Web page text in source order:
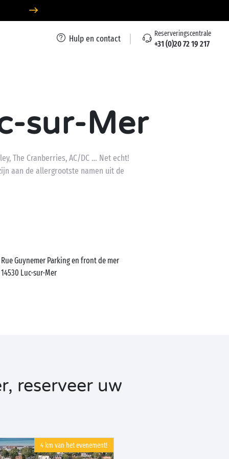
Hulp en contact Reserveringscentrale
+31 (0)20 72 19 217
sur-Mer
The Cranberries, AC/DC … Net echt!
aan de allergrootste namen uit de
Rue Guynemer Parking en front de mer
14530 Luc-sur-Mer
reserveer uw
4 km van het evenement!